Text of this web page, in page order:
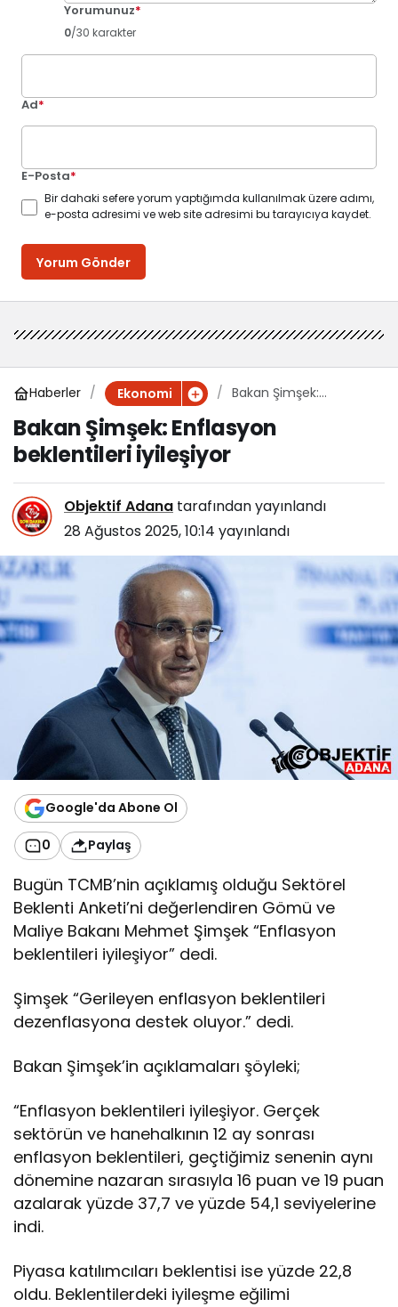
Yorumunuz*
0/30 karakter
Ad*
E-Posta*
Bir dahaki sefere yorum yaptığımda kullanılmak üzere adımı,
e-posta adresimi ve web site adresimi bu tarayıcıya kaydet.
Yorum Gönder
Haberler Ekonomi
Bakan Şimşek:
iyileşiyor
Bakan Şimşek: Enflasyon
beklentileri iyileşiyor
Objektif Adana tarafından yayınlandı
28 Ağustos 2025, 10:14 yayınlandı
Google'da Abone Ol
0 Paylaş
Bugün TCMB’nin açıklamış olduğu Sektörel
Beklenti Anketi’ni değerlendiren Gömü ve
Maliye Bakanı Mehmet Şimşek “Enflasyon
beklentileri iyileşiyor” dedi.
Şimşek “Gerileyen enflasyon beklentileri
dezenflasyona destek oluyor.” dedi.
Bakan Şimşek’in açıklamaları şöyleki;
“Enflasyon beklentileri iyileşiyor. Gerçek
sektörün ve hanehalkının 12 ay sonrası
enflasyon beklentileri, geçtiğimiz senenin aynı
dönemine nazaran sırasıyla 16 puan ve 19 puan
azalarak yüzde 37,7 ve yüzde 54,1 seviyelerine
indi.
Piyasa katılımcıları beklentisi ise yüzde 22,8
oldu. Beklentilerdeki iyileşme eğilimi